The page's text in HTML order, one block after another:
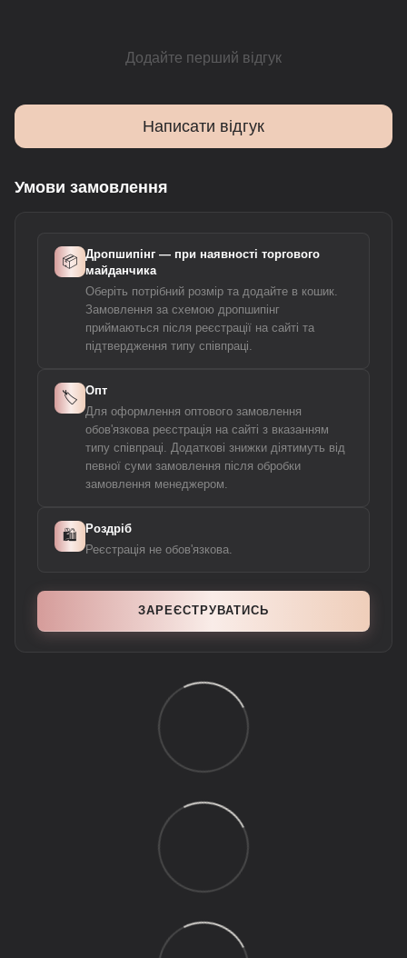
Додайте перший відгук
Написати відгук
Умови замовлення
📦 Дропшипінг — при наявності торгового
майданчика
Оберіть потрібний розмір та додайте в кошик.
Замовлення за схемою дропшипінг
приймаються після реєстрації на сайті та
підтвердження типу співпраці.
🏷️ Опт
Для оформлення оптового замовлення
обов'язкова реєстрація на сайті з вказанням
типу співпраці. Додаткові знижки діятимуть від
певної суми замовлення після обробки
замовлення менеджером.
🛍️ Роздріб
Реєстрація не обов'язкова.
ЗАРЕЄСТРУВАТИСЬ